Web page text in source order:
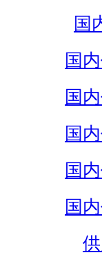
国
国
国
国
国
国